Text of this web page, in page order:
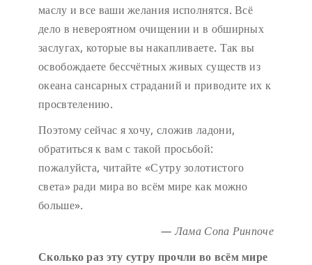
маслу и все ваши желания исполнятся. Всё
дело в невероятном очищении и в обширных
заслугах, которые вы накапливаете. Так вы
освобождаете бессчётных живых существ из
океана сансарных страданий и приводите их к
просвтелению.
Поэтому сейчас я хочу, сложив ладони,
обратиться к вам с такой просьбой:
пожалуйста, читайте «Сутру золотистого
света» ради мира во всём мире как можно
больше».
— Лама Сопа Ринпоче
Сколько раз эту сутру прочли во всём мире